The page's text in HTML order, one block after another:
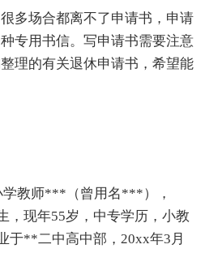
多场合都离不了申请书，申请
专用书信。写申请书需要注意
理的有关退休申请书，希望能
教师***（曾用名***），
，现年55岁，中专学历，小教
于**二中高中部，20xx年3月